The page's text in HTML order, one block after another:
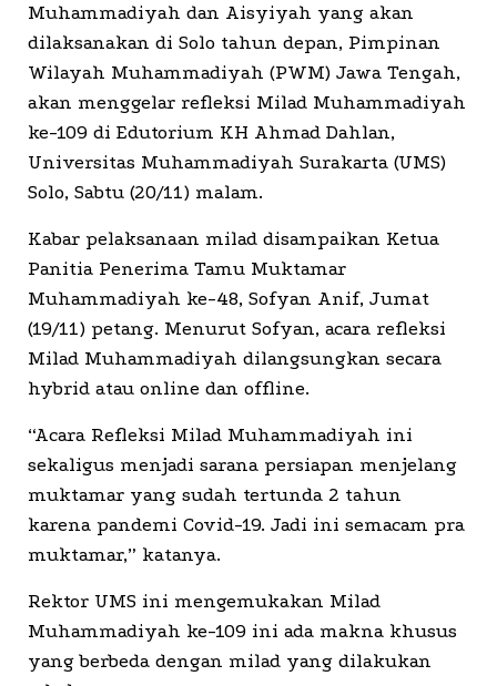
Muhammadiyah dan Aisyiyah yang akan
dilaksanakan di Solo tahun depan, Pimpinan
Wilayah Muhammadiyah (PWM) Jawa Tengah,
akan menggelar refleksi Milad Muhammadiyah
ke-109 di Edutorium KH Ahmad Dahlan,
Universitas Muhammadiyah Surakarta (UMS)
Solo, Sabtu (20/11) malam.
Kabar pelaksanaan milad disampaikan Ketua
Panitia Penerima Tamu Muktamar
Muhammadiyah ke-48, Sofyan Anif, Jumat
(19/11) petang. Menurut Sofyan, acara refleksi
Milad Muhammadiyah dilangsungkan secara
hybrid atau online dan offline.
“Acara Refleksi Milad Muhammadiyah ini
sekaligus menjadi sarana persiapan menjelang
muktamar yang sudah tertunda 2 tahun
karena pandemi Covid-19. Jadi ini semacam pra
muktamar,” katanya.
Rektor UMS ini mengemukakan Milad
Muhammadiyah ke-109 ini ada makna khusus
yang berbeda dengan milad yang dilakukan